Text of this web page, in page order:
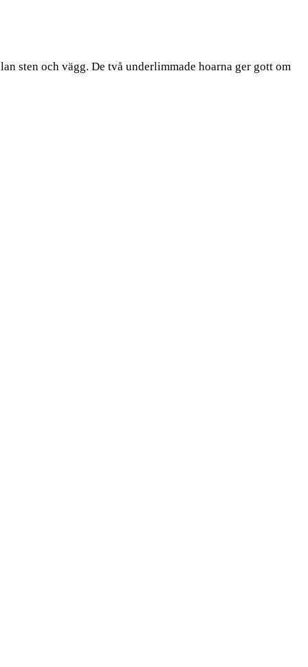
sten och vägg. De två underlimmade hoarna ger gott om